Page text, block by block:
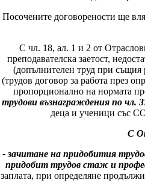
Посочените договорености ще
С чл. 18, ал. 1 и 2 от
преподавателска заетост,
(допълнителен труд при същия
(трудов договор за работа през
пропорционално на нормата
трудови възнаграждения по чл.
деца и ученици със
С
- зачитане на придобития
придобит трудов стаж и
заплата, при определяне